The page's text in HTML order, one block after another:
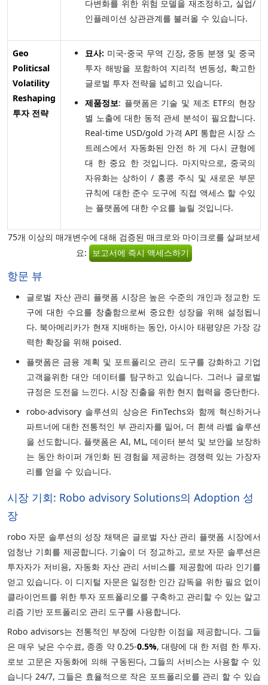
다변화를 위한 위험 모델을 재조정하고, 실업/
인플레이션 상관관계를 불러올 수 있습니다.
Geo
Politicsal
Volatility
Reshaping
투자 전략
묘사: 미국-중국 무역 긴장, 중동 분쟁 및 중국
투자 해방을 포함하여 지리적 변동성, 확고한
글로벌 투자 전략을 넓히고 있습니다.
제품정보: 플랫폼은 기술 및 제조 ETF의 현장
별 노출에 대한 동적 관세 분석이 필요합니다.
Real-time USD/gold 가격 API 통합은 시장 스
트레스에서 자동화된 안전 하 게 다시 균형에
대 한 중요 한 것입니다. 마지막으로, 중국의
자유화는 상하이 / 홍콩 주식 및 새로운 부문
규칙에 대한 준수 도구에 직접 액세스 할 수있
는 플랫폼에 대한 수요를 늘릴 것입니다.
75개 이상의 매개변수에 대해 검증된 매크로와 마이크로를 살펴보세
요: 보고서에 즉시 액세스하기
항문 뷰
글로벌 자산 관리 플랫폼 시장은 높은 수준의 개인과 정교한 도
구에 대한 수요를 창출함으로써 중요한 성장을 위해 설정됩니
다. 북아메리카가 현재 지배하는 동안, 아시아 태평양은 가장 강
력한 확장을 위해 poised.
플랫폼은 금융 계획 및 포트폴리오 관리 도구를 강화하고 기업
고객을위한 대안 데이터를 탐구하고 있습니다. 그러나 글로벌
규정은 도전을 느낀다. 시장 진출을 위한 현지 협력을 중단한다.
robo-advisory 솔루션의 상승은 FinTechs와 함께 혁신하거나
파트너에 대한 전통적인 부 관리자를 밀어, 더 흰색 라벨 솔루션
을 선도합니다. 플랫폼은 AI, ML, 데이터 분석 및 보안을 보장하
는 동안 하이퍼 개인화 된 경험을 제공하는 경쟁력 있는 가장자
리를 얻을 수 있습니다.
시장 기회: Robo advisory Solutions의 Adoption 성
장
robo 자문 솔루션의 성장 채택은 글로벌 자산 관리 플랫폼 시장에서
엄청난 기회를 제공합니다. 기술이 더 정교하고, 로보 자문 솔루션은
투자자가 저비용, 자동화 자산 관리 서비스를 제공함에 따라 인기를
얻고 있습니다. 이 디지털 자문은 일정한 인간 감독을 위한 필요 없이
클라이언트를 위한 투자 포트폴리오를 구축하고 관리할 수 있는 알고
리즘 기반 포트폴리오 관리 도구를 사용합니다.
Robo advisors는 전통적인 부장에 다양한 이점을 제공합니다. 그들
은 매우 낮은 수수료, 종종 약 0.25-0.5%, 대량에 대 한 저렴 한 투자.
로보 고문은 자동화에 의해 구동된다, 그들의 서비스는 사용할 수 있
습니다 24/7, 그들은 효율적으로 작은 포트폴리오를 관리 할 수 있습